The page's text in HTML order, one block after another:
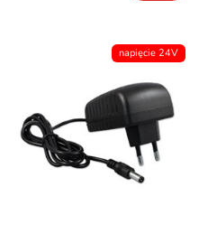
napięcie 24V